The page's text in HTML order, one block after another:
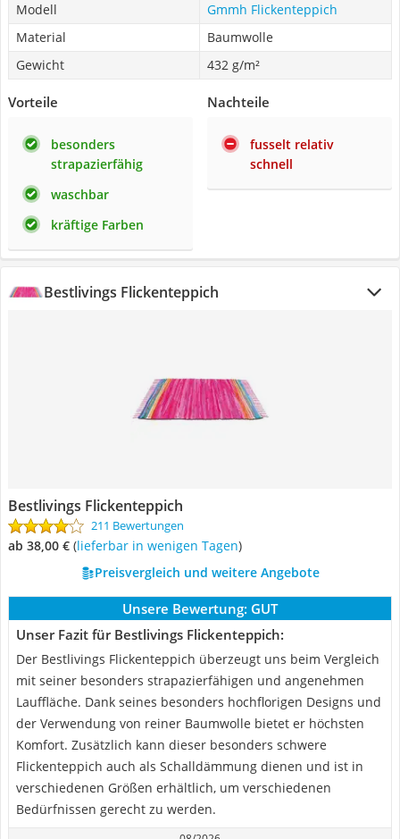
Modell
Gmmh Flickenteppich
Material
Baumwolle
Gewicht
432 g/m²
Vorteile
besonders
strapazierfähig
waschbar
kräftige Farben
Nachteile
fusselt relativ
schnell
Bestlivings Flickenteppich
Bestlivings Flickenteppich
211 Bewertungen
ab 38,00 € ( Lieferbar in wenigen Tagen)
Preisvergleich und weitere Angebote
Unsere Bewertung: GUT
Unser Fazit für Bestlivings Flickenteppich:
Der Bestlivings Flickenteppich überzeugt uns beim Vergleich
mit seiner besonders strapazierfähigen und angenehmen
Lauffläche. Dank seines besonders hochflorigen Designs und
der Verwendung von reiner Baumwolle bietet er höchsten
Komfort. Zusätzlich kann dieser besonders schwere
Flickenteppich auch als Schalldämmung dienen und ist in
verschiedenen Größen erhältlich, um verschiedenen
Bedürfnissen gerecht zu werden.